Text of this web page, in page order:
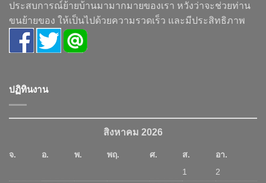
ประสบการณ์ย้ายบ้านมามากมายของเรา หวังว่าจะช่วยท่าน
ขนย้ายของ ให้เป็นไปด้วยความรวดเร็ว และมีประสิทธิภาพ
ปฏิทินงาน
สิงหาคม 2026
จ. อ. พ. พฤ. ศ. ส.
อา.
1
2